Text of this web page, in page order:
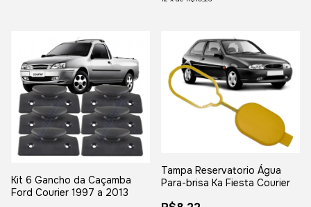
Kit 6 Gancho da Caçamba
Ford Courier 1997 a 2013
Tampa Reservatorio Água
Para-brisa Ka Fiesta Courier